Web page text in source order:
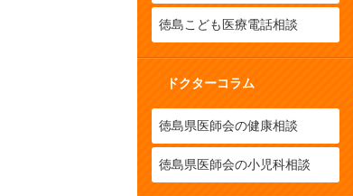
徳島こども医療電話相談
ドクターコラム
徳島県医師会の健康相談
徳島県医師会の小児科相談